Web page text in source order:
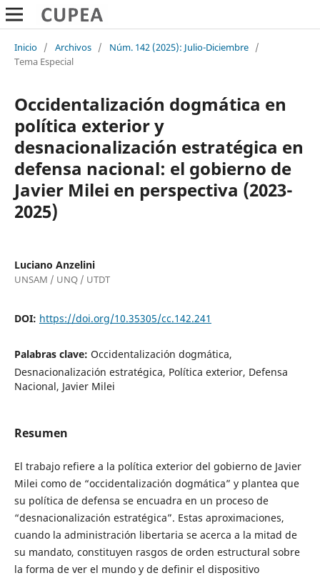
Inicio / Archivos / Núm. 142 (2025): Julio-Diciembre /
Tema Especial
Occidentalización dogmática en
política exterior y
desnacionalización estratégica en
defensa nacional: el gobierno de
Javier Milei en perspectiva (2023-
2025)
Luciano Anzelini
UNSAM / UNQ / UTDT
DOI: https://doi.org/10.35305/cc.142.241
Palabras clave: Occidentalización dogmática,
Desnacionalización estratégica, Política exterior, Defensa
Nacional, Javier Milei
Resumen
El trabajo refiere a la política exterior del gobierno de Javier
Milei como de “occidentalización dogmática” y plantea que
su política de defensa se encuadra en un proceso de
“desnacionalización estratégica”. Estas aproximaciones,
cuando la administración libertaria se acerca a la mitad de
su mandato, constituyen rasgos de orden estructural sobre
la forma de ver el mundo y de definir el dispositivo